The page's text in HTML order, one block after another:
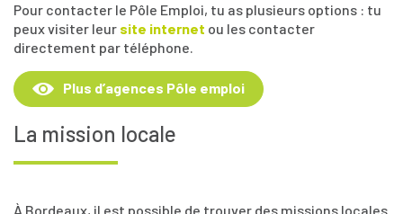
Pour contacter le Pôle Emploi, tu as plusieurs options : tu
peux visiter leur site internet ou les contacter
directement par téléphone.
Plus d’agences Pôle emploi
La mission locale
À Bordeaux, il est possible de trouver des missions locales